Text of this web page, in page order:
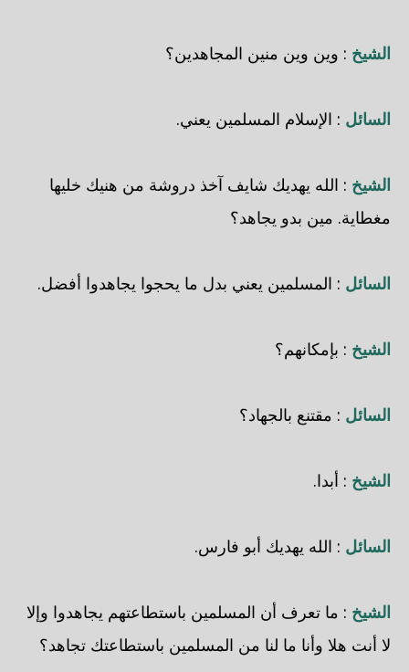
الشيخ : وين وين منين المجاهدين؟
السائل : الإسلام المسلمين يعني.
الشيخ : الله يهديك شايف آخذ دروشة من هنيك خليها
مغطاية. مين بدو يجاهد؟
السائل : المسلمين يعني بدل ما يحجوا يجاهدوا أفضل.
الشيخ : بإمكانهم؟
السائل : مقتنع بالجهاد؟
الشيخ : أبدا.
السائل : الله يهديك أبو فارس.
الشيخ : ما تعرف أن المسلمين باستطاعتهم يجاهدوا وإلا
لا أنت هلا وأنا ما لنا من المسلمين باستطاعتك تجاهد؟